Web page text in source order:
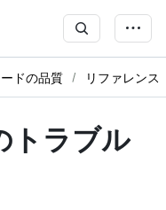
ドの品質 リファレンス
トラブル